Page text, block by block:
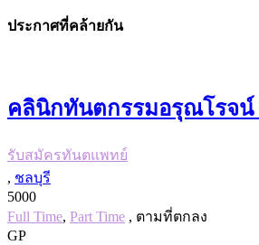
ประกาศที่คล้ายกัน
คลินิกทันตกรรมอรุณโรจน์
รับสมัครทันตแพทย์
, ชลบุรี
5000
Full Time, Part Time , ตามที่ตกลง
GP